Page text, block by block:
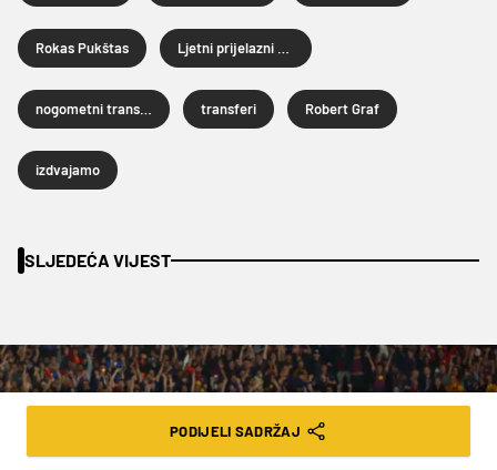
Rokas Pukštas
transferi Robert Graf
izdvajamo
SLJEDEĆA VIJEST
PODIJELI SADRŽAJ